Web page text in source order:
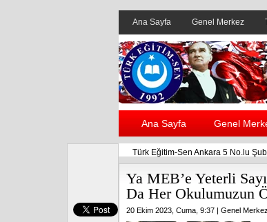
Ana Sayfa Genel Merkez
Ana Sayfa Genel
Türk Eğitim-Sen Ankara 5 No.lu
Ya MEB’e Yeterli
Da Her Okulumuzun
20 Ekim 2023, Cuma, 9:37 | Genel